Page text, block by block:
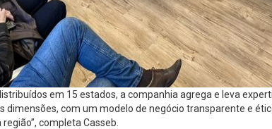
em 15 estados, a companhia agrega e leva
com um modelo de negócio transparente e
completa Casseb.